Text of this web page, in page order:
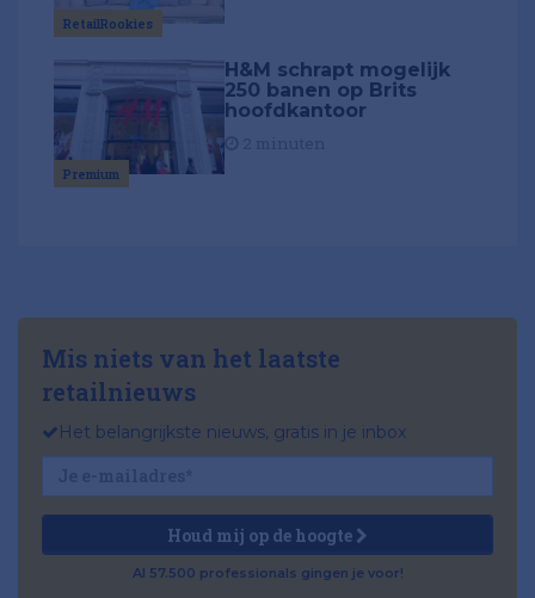
RetailRookies
Premium
H&M schrapt mogelijk
250 banen op Brits
hoofdkantoor
Mis niets van het laatste
retailnieuws
Het belangrijkste nieuws, gratis in je inbox
Houd mij op de hoogte
Al 57.500 professionals gingen je voor!